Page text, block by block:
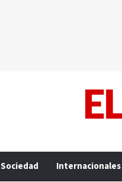
Sociedad Internacionales